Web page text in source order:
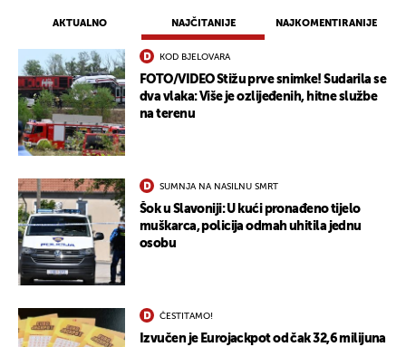
AKTUALNO NAJČITANIJE NAJKOMENTIRANIJE
KOD BJELOVARA
FOTO/VIDEO Stižu prve snimke! Sudarila se
dva vlaka: Više je ozlijeđenih, hitne službe
na terenu
SUMNJA NA NASILNU SMRT
Šok u Slavoniji: U kući pronađeno tijelo
muškarca, policija odmah uhitila jednu
osobu
ČESTITAMO!
Izvučen je Eurojackpot od čak 32,6 milijuna